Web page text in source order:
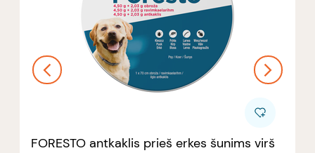
FORESTO antkaklis prieš erkes šunims virš